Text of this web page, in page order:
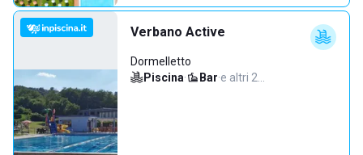
Verbano Active
Dormelletto
Piscina· Bar·e altri 2…